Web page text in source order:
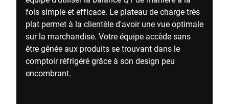
fois simple et efficace. Le plateau de charge très
plat permet à la clientèle d'avoir une vue optimale
sur la marchandise. Votre équipe accède sans
être gênée aux produits se trouvant dans le
comptoir réfrigéré grâce à son design peu
encombrant.